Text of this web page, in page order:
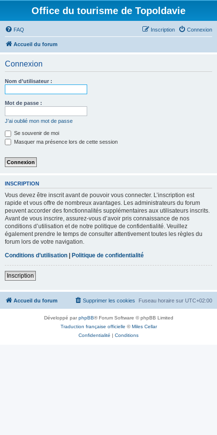
Office du tourisme de Topoldavie
FAQ Connexion
Inscription
Accueil du forum
Connexion
Nom d’utilisateur :
Mot de passe :
J’ai oublié mon mot de passe
Se souvenir de moi
Masquer ma présence lors de cette session
INSCRIPTION
Vous devez être inscrit avant de pouvoir vous connecter. L’inscription est
rapide et vous offre de nombreux avantages. Les administrateurs du forum
peuvent accorder des fonctionnalités supplémentaires aux utilisateurs inscrits.
Avant de vous inscrire, assurez-vous d’avoir pris connaissance de nos
conditions d’utilisation et de notre politique de confidentialité. Veuillez
également prendre le temps de consulter attentivement toutes les règles du
forum lors de votre navigation.
Conditions d’utilisation | Politique de confidentialité
Inscription
Accueil du forum Fuseau horaire sur UTC+02:00
Supprimer les cookies
Développé parphpBB® Forum Software © phpBB Limited
Traduction française officielle ©Miles Cellar
Confidentialité | Conditions